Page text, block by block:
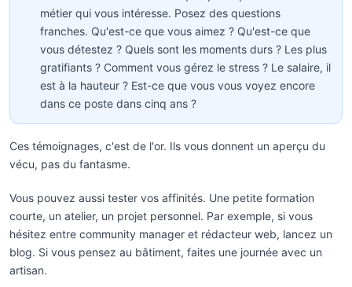
métier qui vous intéresse. Posez des questions
franches. Qu'est-ce que vous aimez ? Qu'est-ce que
vous détestez ? Quels sont les moments durs ? Les plus
gratifiants ? Comment vous gérez le stress ? Le salaire, il
est à la hauteur ? Est-ce que vous vous voyez encore
dans ce poste dans cinq ans ?
Ces témoignages, c'est de l'or. Ils vous donnent un aperçu du
vécu, pas du fantasme.
Vous pouvez aussi tester vos affinités. Une petite formation
courte, un atelier, un projet personnel. Par exemple, si vous
hésitez entre community manager et rédacteur web, lancez un
blog. Si vous pensez au bâtiment, faites une journée avec un
artisan.